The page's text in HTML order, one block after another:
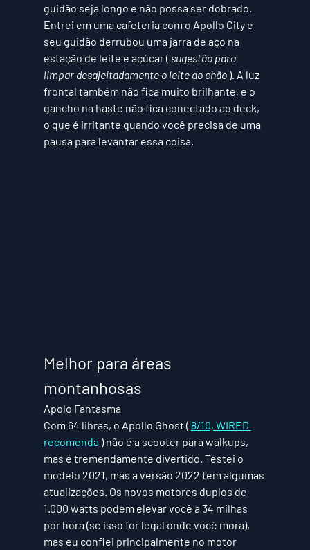
guidão seja longo e não possa ser dobrado.
Entrei em uma cafeteria com o Apollo City e
seu guidão derrubou uma jarra de aço na
estação de leite e açúcar ( sugestão para
limpar desajeitadamente o leite do chão ). A luz
frontal também não fica muito brilhante, e o
gancho na haste não fica conectado ao deck,
o que é irritante quando você precisa de uma
pausa para levantar essa coisa.
Melhor para áreas
montanhosas
Apolo Fantasma
Com 64 libras, o Apollo Ghost ( 8/10, WIRED
recomenda ) não é a scooter para walkups,
mas é tremendamente divertido. Testei o
modelo 2021, mas a versão 2022 tem algumas
atualizações. Os novos motores duplos de
1.000 watts podem elevar você a 34 milhas
por hora (se isso for legal onde você mora),
mas eu confiei principalmente no motor